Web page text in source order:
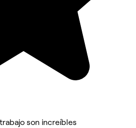
son increíbles